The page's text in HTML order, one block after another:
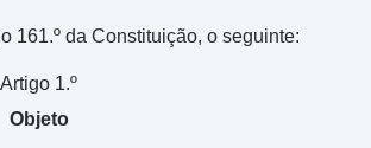
161.º da Constituição, o seguinte:
Artigo 1.º
Objeto